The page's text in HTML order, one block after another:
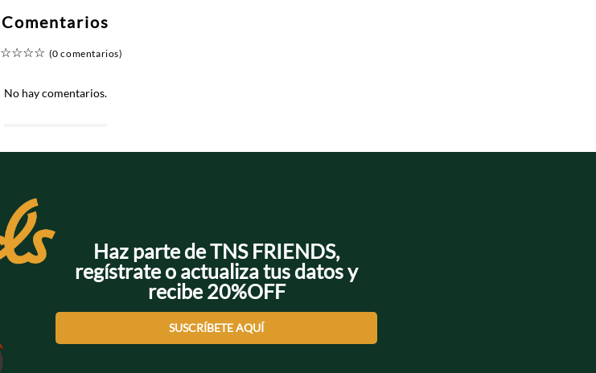
Comentarios
☆☆☆☆ (0 comentarios)
No hay comentarios.
Haz parte de TNS FRIENDS,
regístrate o actualiza tus datos y
recibe 20%OFF
SUSCRÍBETE AQUÍ